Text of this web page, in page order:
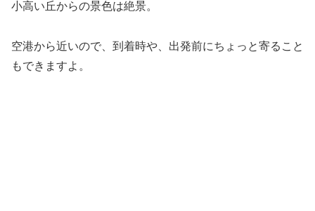
小高い丘からの景色は絶景。
空港から近いので、到着時や、出発前にちょっと寄ること
もできますよ。